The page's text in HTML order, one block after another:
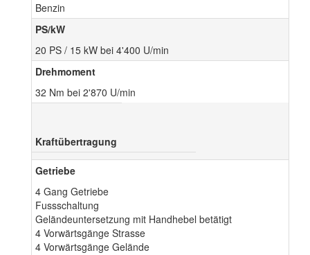
Benzin
PS/kW
20 PS / 15 kW bei 4'400 U/min
Drehmoment
32 Nm bei 2'870 U/min
Kraftübertragung
Getriebe
4 Gang Getriebe
Fussschaltung
Geländeuntersetzung mit Handhebel betätigt
4 Vorwärtsgänge Strasse
4 Vorwärtsgänge Gelände